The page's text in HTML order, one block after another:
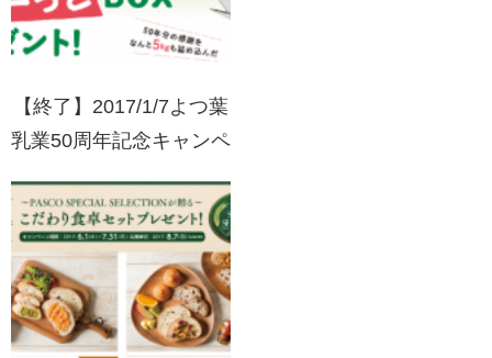
【終了】2017/1/7よつ葉
乳業50周年記念キャンペ
BOXプレゼント！